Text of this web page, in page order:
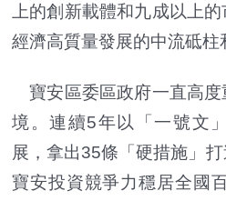
上的創新載體和九成以上
經濟高質量發展的中流砥柱
寶安區委區政府一直高度
境。連續5年以「一號文
展，拿出35條「硬措施」打
寶安投資競爭力穩居全國